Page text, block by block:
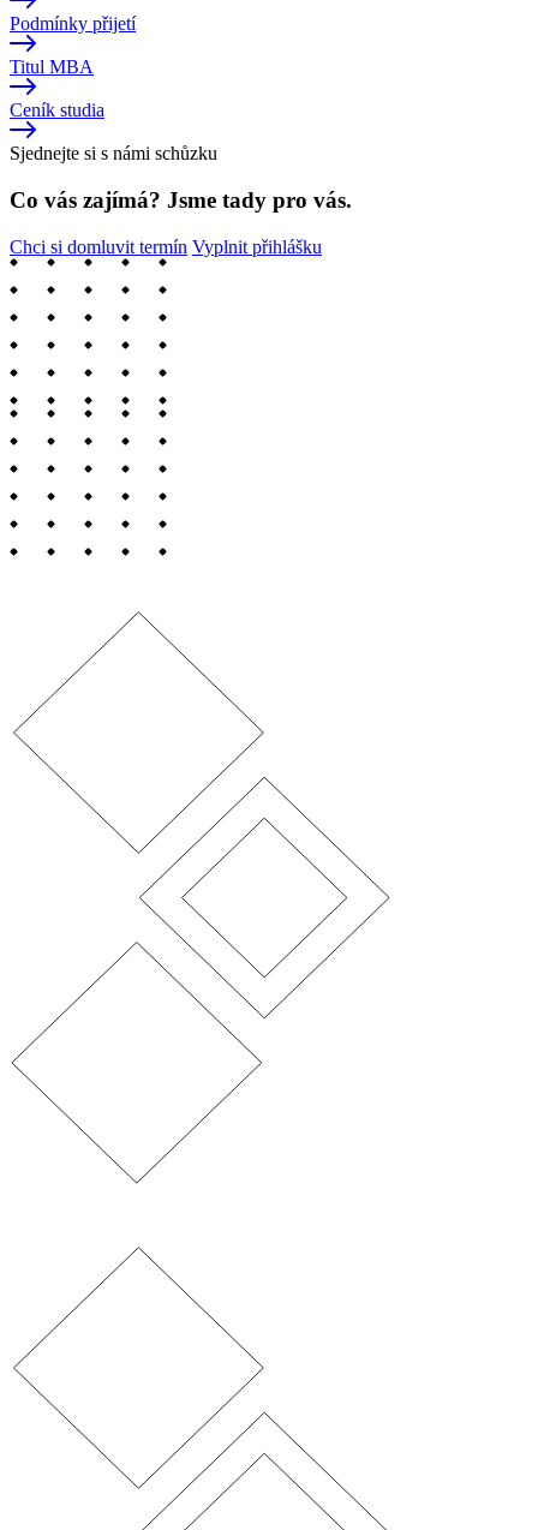
Podmínky přijetí
Titul MBA
Ceník studia
Sjednejte si s námi schůzku
Co vás zajímá? Jsme tady pro vás.
Chci si domluvit termín Vyplnit přihlášku